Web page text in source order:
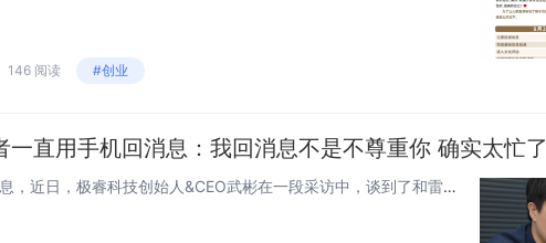
146 阅读 #创业
一直用手机回消息：我回消息不是不尊重你 确实太忙了
快科技8月19日消息，近日，极睿科技创始人&CEO武彬在一段采访中，谈到了和雷军见面时的细节。他表示，疫情时期收入突然降到了零，然后每个月工资要发两三百万，那段时间是压力最大的一年，但是也非常感谢雷总（雷军）投了我们。武彬回忆道，雷军来了之...